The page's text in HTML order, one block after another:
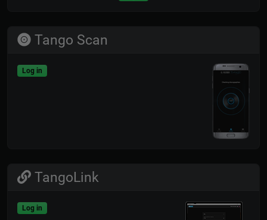
Tango Scan
Log in
TangoLink
Log in